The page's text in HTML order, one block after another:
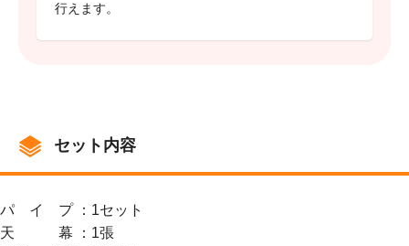
行えます。
セット内容
パ イ プ ：1セット
天 幕 ：1張